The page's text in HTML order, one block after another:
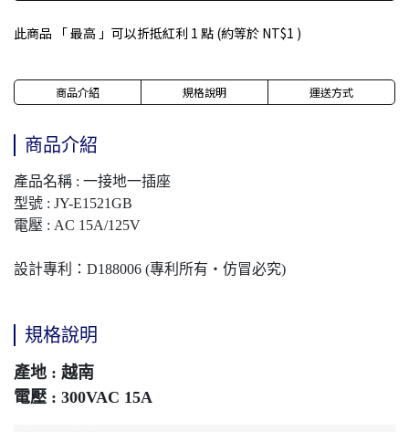
此商品 「 最高 」可以折抵紅利 1 點 (約等於 NT$1 )
商品介紹 規格說明 運送方式
商品介紹
產品名稱 : 一接地一插座
型號 : JY-E1521GB
電壓 : AC 15A/125V
設計專利：D188006 (專利所有‧仿冒必究)
規格說明
產地 : 越南
電壓 : 300VAC 15A